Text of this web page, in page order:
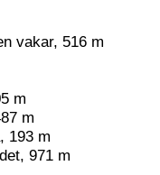
vakar, 516 m
m
m
193 m
971 m